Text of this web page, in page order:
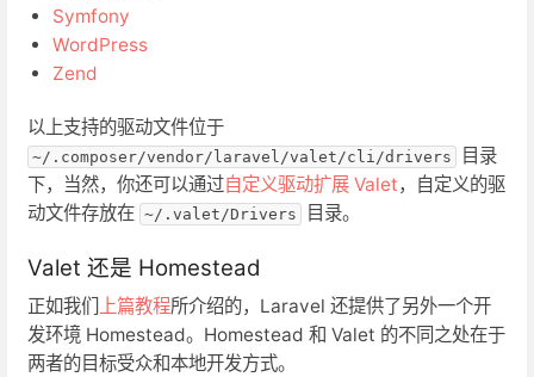
Symfony
WordPress
Zend
以上支持的驱动文件位于
~/.composer/vendor/laravel/valet/cli/drivers
目录
下，当然，你还可以通过自定义驱动扩展 Valet，自定义的驱
动文件存放在 ~/.valet/Drivers 目录。
Valet 还是 Homestead
正如我们 上篇教程所介绍的，Laravel 还提供了另外一个开
发环境 Homestead。Homestead 和 Valet 的不同之处在于
两者的目标受众和本地开发方式。